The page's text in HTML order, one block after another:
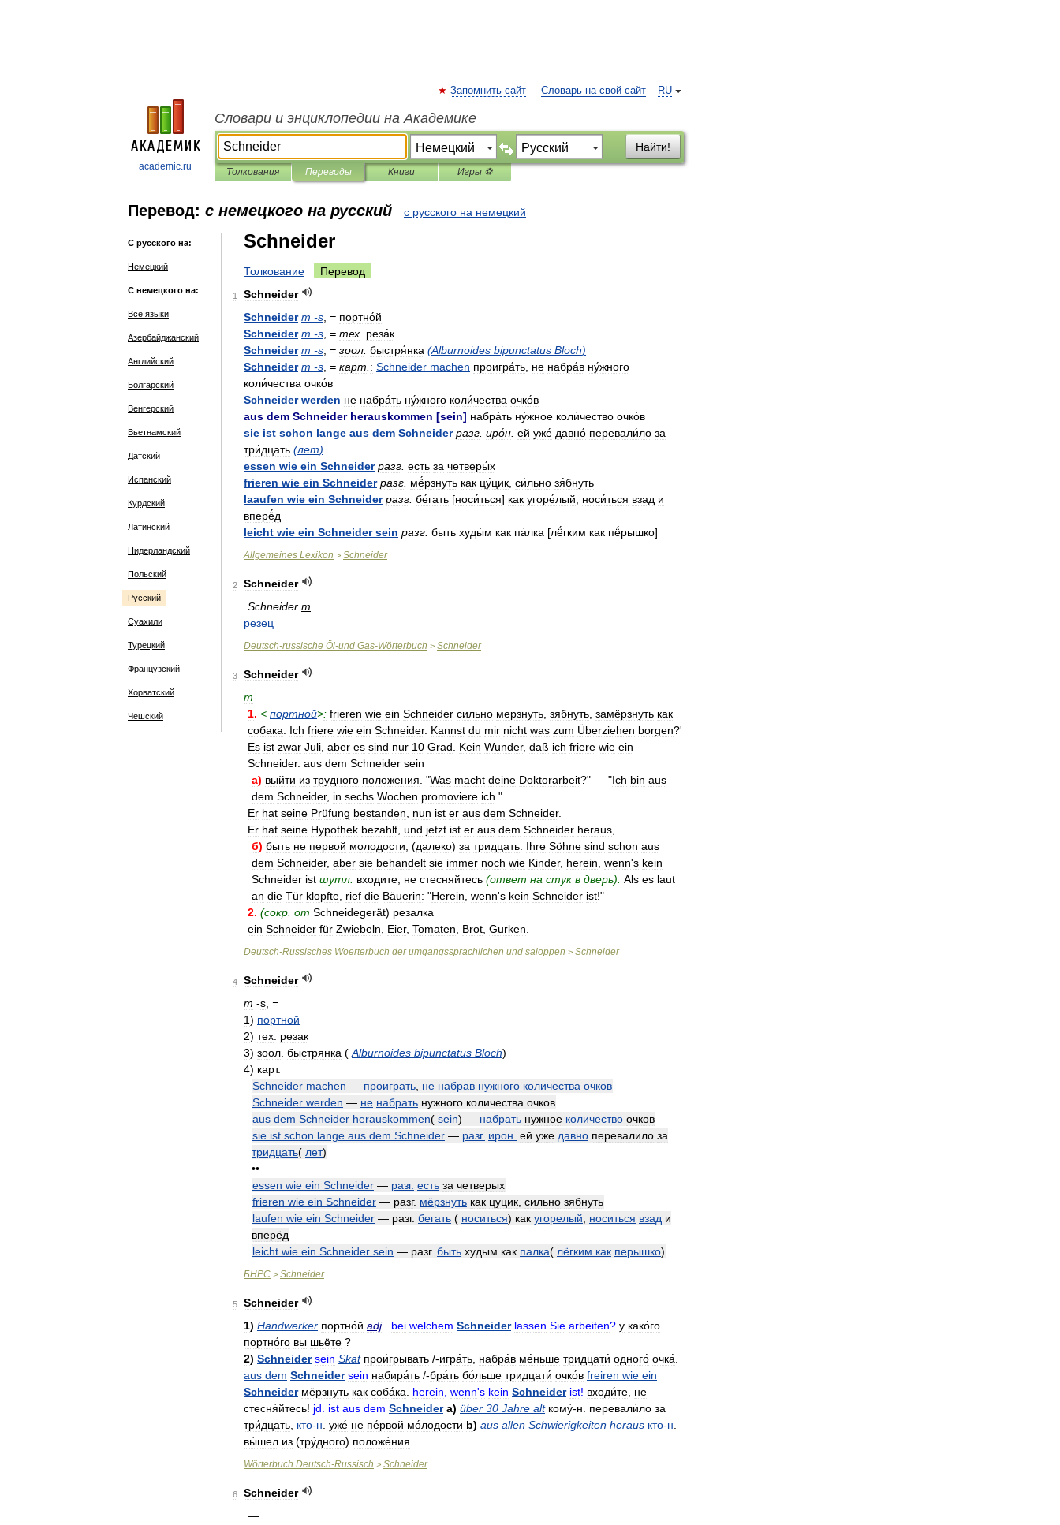
academic.ru
RU
Запомнить сайт Словарь на свой сайт
Словари и энциклопедии на Академике
Найти!
Толкования Переводы Книги Игры ⚽
Перевод: с немецкого на русский с русского на немецкий
С русского на:
Немецкий
С немецкого на:
Все языки
Азербайджанский
Английский
Болгарский
Венгерский
Вьетнамский
Датский
Испанский
Курдский
Латинский
Нидерландский
Польский
Русский
Суахили
Турецкий
Французский
Хорватский
Чешский
Schneider
Толкование Перевод
1
Schneider
Schneider m -s = портно́й
Schneider m -s = тех реза́к
Schneider m -s = зоол быстря́нка (Alburnoides bipunctatus Bloch)
Schneider m -s = карт : Schneider machen проигра́ть не набра́в ну́жного
коли́чества очко́в
Schneider werden не набра́ть ну́жного коли́чества очко́в
aus dem Schneider herauskommen [sein] набра́ть ну́жное коли́чество очко́в
sie ist schon lange aus dem Schneider разг иро́н ей уже́ давно́ перевали́ло за
три́дцать (лет)
essen wie ein Schneider разг есть за четверы́х
frieren wie ein Schneider разг мё́рзнуть как цу́цик си́льно зя́бнуть
laaufen wie ein Schneider разг бе́гать [носи́ться] как угоре́лый носи́ться взад и
вперё́д
leicht wie ein Schneider sein разг быть худы́м как па́лка [лё́гким как пё́рышко]
Allgemeines Lexikon > Schneider
2
Schneider
Schneider m
резец
Deutsch-russische Öl-und Gas-Wörterbuch > Schneider
3
Schneider
m
1. < портной>: frieren wie ein Schneider сильно мерзнуть зябнуть замёрзнуть как
собака
Ich friere wie ein Schneider. Kannst du mir nicht was zum Überziehen borgen?'
Es ist zwar Juli aber es sind nur 10 Grad Kein Wunder, daß ich friere wie ein
Schneider. aus dem Schneider sein
а) выйти из трудного положения . "Was macht deine Doktorarbeit?" — "Ich bin aus
dem Schneider, in sechs Wochen promoviere ich ."
Er hat seine Prüfung bestanden nun ist er aus dem Schneider.
Er hat seine Hypothek bezahlt und jetzt ist er aus dem Schneider heraus
б) быть не первой молодости , (далеко) за тридцать Ihre Söhne sind schon aus
dem Schneider, aber sie behandelt sie immer noch wie Kinder, herein wenn's kein
Schneider ist шутл входите не стесняйтесь (ответ на стук в дверь). Als es laut
an die Tür klopfte rief die Bäuerin: "Herein wenn's kein Schneider ist!"
2. (сокр от Schneidegerät) резалка
ein Schneider für Zwiebeln Eier, Tomaten Brot Gurken
Deutsch-Russisches Woerterbuch der umgangssprachlichen und saloppen > Schneider
4
Schneider
m -s =
1) портной
2) тех резак
3) зоол быстрянка ( Alburnoides bipunctatus Bloch)
4) карт.
Schneider machen — проиграть не набрав нужного количества очков
Schneider werden — не набрать нужного количества очков
aus dem Schneider herauskommen( sein) — набрать нужное количество очков
sie ist schon lange aus dem Schneider — разг. ирон ей уже давно перевалило за
тридцать( лет)
••
essen wie ein Schneider — разг. есть за четверых
frieren wie ein Schneider — разг. мёрзнуть как цуцик сильно зябнуть
laufen wie ein Schneider — разг. бегать ( носиться) как угорелый носиться взад и
вперёд
leicht wie ein Schneider sein — разг. быть худым как палка( лёгким как перышко)
БНРС > Schneider
5
Schneider
1) Handwerker портно́й adj bei welchem Schneider lassen Sie arbeiten? у како́го
портно́го вы шьёте ?
2) Schneider sein Skat прои́грывать /-игра́ть набра́в ме́ньше тридцати́ одного́ очка́
aus dem Schneider sein набира́ть /-бра́ть бо́льше тридцати́ очко́в freiren wie ein
Schneider мёрзнуть как соба́ка herein wenn's kein Schneider ist! входи́те не
стесня́йтесь! jd ist aus dem Schneider a) über 30 Jahre alt кому́-н перевали́ло за
три́дцать кто-н уже́ не пе́рвой мо́лодости b) aus allen Schwierigkeiten heraus кто-н
вы́шел из (тру́дного) положе́ния
Wörterbuch Deutsch-Russisch > Schneider
6
Schneider
—